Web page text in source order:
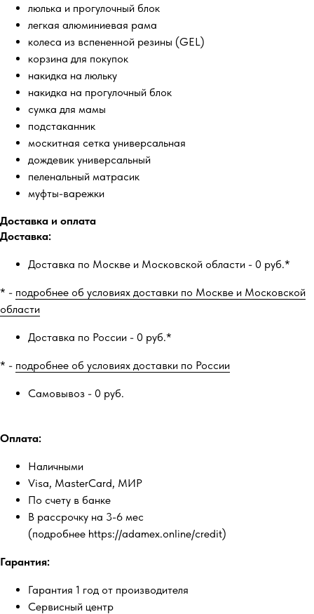
люлька и прогулочный блок
легкая алюминиевая рама
колеса из вспененной резины (GEL)
корзина для покупок
накидка на люльку
накидка на прогулочный блок
сумка для мамы
подстаканник
москитная сетка универсальная
дождевик универсальный
пеленальный матрасик
муфты-варежки
Доставка и оплата
Доставка:
Доставка по Москве и Московской области - 0 руб.*
* - подробнее об условиях доставки по Москве и Московской
области
Доставка по России - 0 руб.*
* - подробнее об условиях доставки по России
Самовывоз - 0 руб.
Оплата:
Наличными
Visa, MasterCard, МИР
По счету в банке
В рассрочку на 3-6 мес
(подробнее https://adamex.online/credit)
Гарантия:
Гарантия 1 год от производителя
Сервисный центр